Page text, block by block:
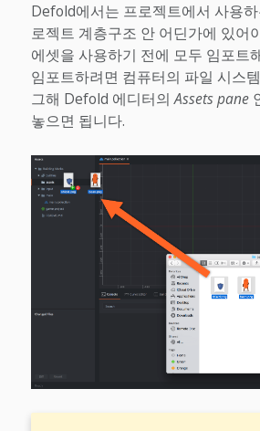
Defold에서는 프로젝트에서 사용
로젝트 계층구조 안 어딘가에 있어
에셋을 사용하기 전에 모두 임포트
임포트하려면 컴퓨터의 파일 시스
그해 Defold 에디터의Assets pane
놓으면 됩니다.